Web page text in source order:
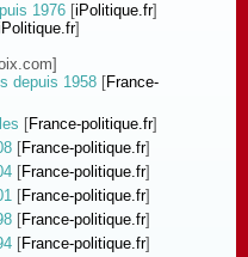
1976 [iPolitique.fr]
]
depuis 1958 [France-
[France-politique.fr]
[France-politique.fr]
[France-politique.fr]
[France-politique.fr]
[France-politique.fr]
[France-politique.fr]